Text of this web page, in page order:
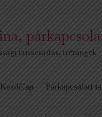
tanácsadás, tréningek
Kezdőlap Párkapcsolati